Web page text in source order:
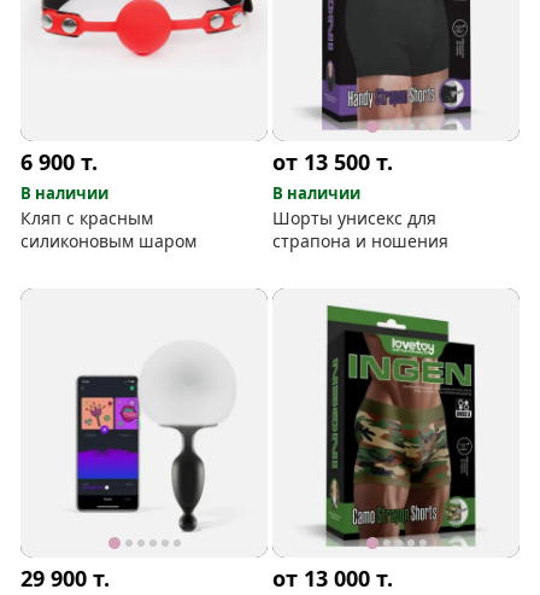
6 900т.
В наличии
Кляп с красным
силиконовым шаром
от 13 500т.
В наличии
Шорты унисекс для
страпона и ношения
29 900т. от 13 000т.